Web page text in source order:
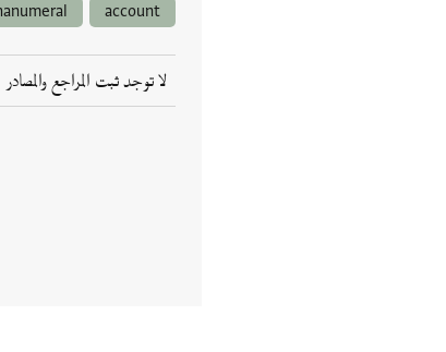
account
لا توجد ثبت المراجع والمصادر